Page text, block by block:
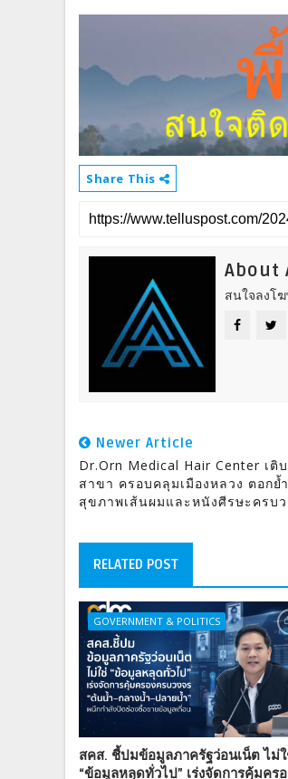
Share This
About
สนใจลงโ
Newer Article
Dr.Orn Medical Hair Center เติ
สาขา ครอบคลุมเมืองหลวง ตอก
สุขภาพเส้นผมและหนังศีรษะครบว
RELATED POST
GOVERNMENT & POLITICS
สคส. ชี้ปมข้อมูลภาครัฐว่อนเน็ต ไม่
“ข้อมูลหลุดทั่วไป” เร่งจัดการคุ้มคร